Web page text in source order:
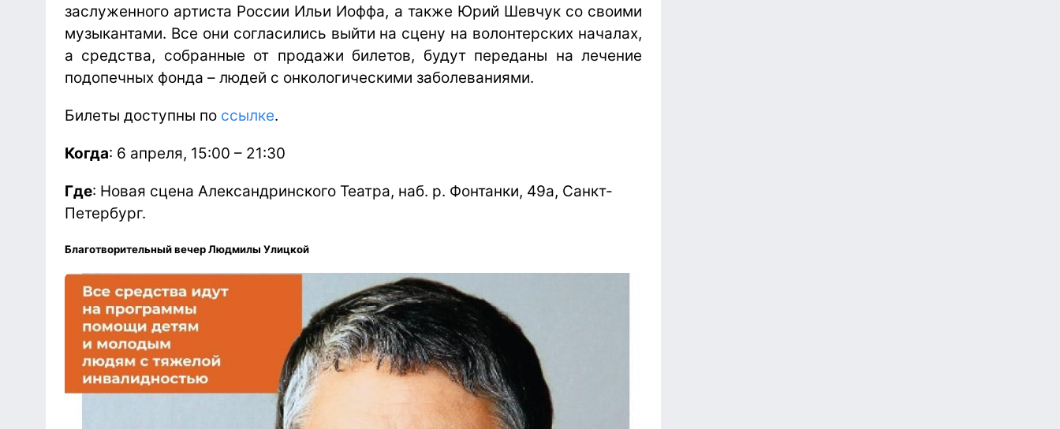
заслуженного артиста России Ильи Иоффа, а также Юрий Шевчук со своими
музыкантами. Все они согласились выйти на сцену на волонтерских началах,
а средства, собранные от продажи билетов, будут переданы на лечение
подопечных фонда – людей с онкологическими заболеваниями.
Билеты доступны по ссылке.
Когда: 6 апреля, 15:00 – 21:30
Где: Новая сцена Александринского Театра, наб. р. Фонтанки, 49а, Санкт-
Петербург.
Благотворительный вечер Людмилы Улицкой